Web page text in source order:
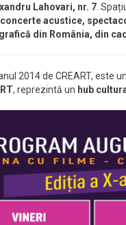
Lahovari, nr. 7.
acustice,
din România, din
2014 de CREART, este
, reprezintă un hub